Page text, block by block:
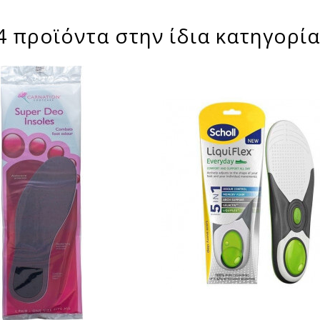
προϊόντα στην ίδια